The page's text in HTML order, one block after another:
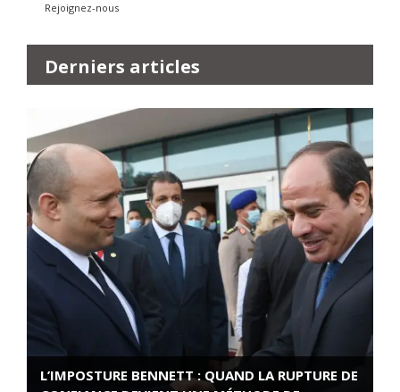
Rejoignez-nous
Derniers articles
L’IMPOSTURE BENNETT : QUAND LA RUPTURE DE